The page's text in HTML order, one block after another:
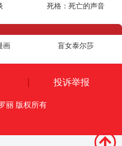
死格：死亡的声音
盲女泰尔莎
画
投诉举报
丽 版权所有